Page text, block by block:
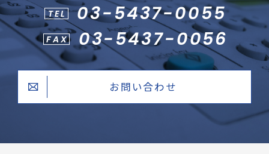
TEL 03-5437-0055
FAX 03-5437-0056
お問い合わせ